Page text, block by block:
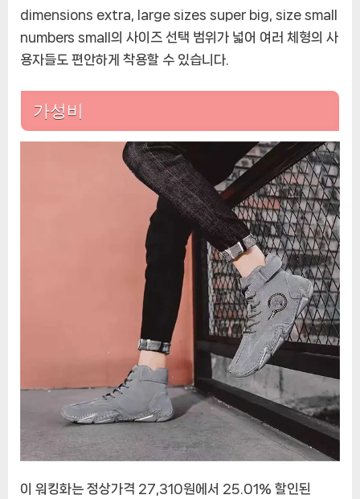
dimensions extra, large sizes super big, size small
numbers small의 사이즈 선택 범위가 넓어 여러 체형의 사
용자들도 편안하게 착용할 수 있습니다.
가성비
이 워킹화는 정상가격 27,310원에서 25.01% 할인된